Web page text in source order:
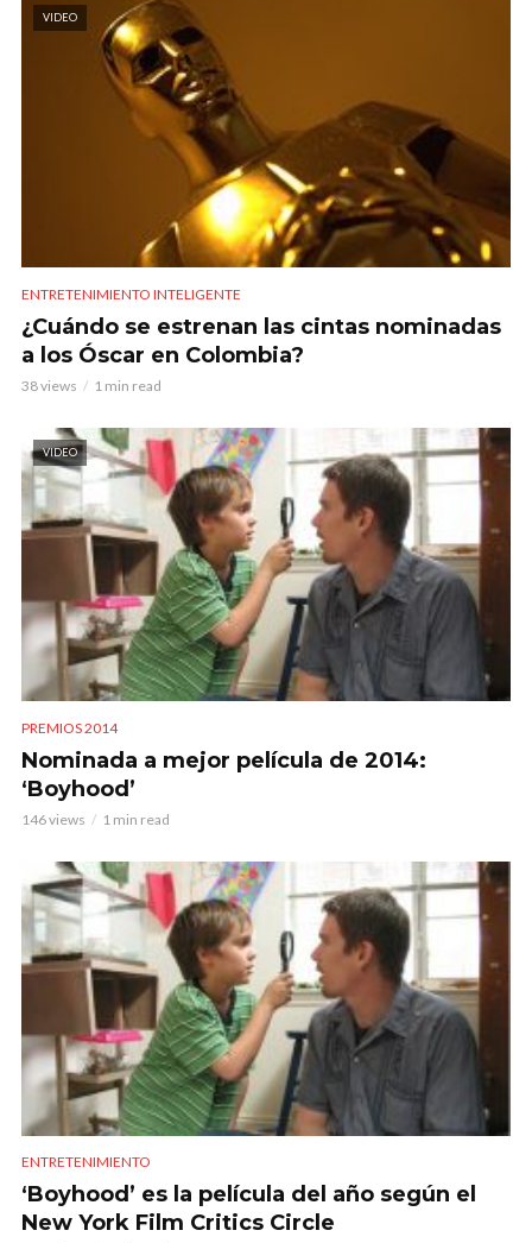
VIDEO
ENTRETENIMIENTO INTELIGENTE
¿Cuándo se estrenan las cintas nominadas
a los Óscar en Colombia?
38 views 1 min read
VIDEO
PREMIOS 2014
Nominada a mejor película de 2014:
‘Boyhood’
146 views 1 min read
ENTRETENIMIENTO
‘Boyhood’ es la película del año según el
New York Film Critics Circle